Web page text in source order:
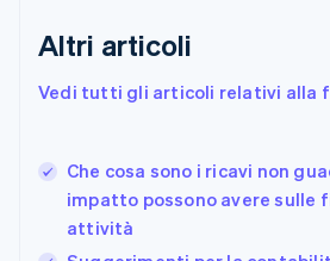
Altri articoli
Vedi tutti gli articoli relativi alla
Che cosa sono i ricavi non
impatto possono avere sulle
attività
Finlandia
Francia
DeutschEnglish
Giappone
日本語English